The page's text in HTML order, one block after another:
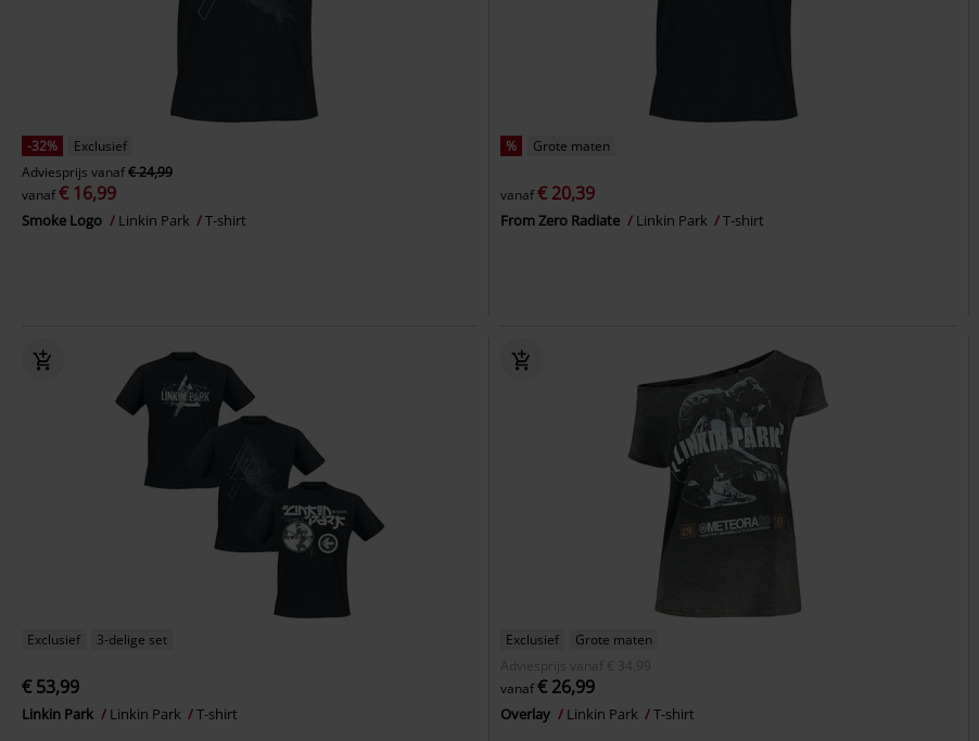
-32%
Exclusief
Adviesprijs vanaf€ 24,99
vanaf€ 16,99
Smoke Logo Linkin Park T-shirt
% Grote maten
vanaf€ 20,39
From Zero Radiate Linkin Park T-shirt
Exclusief 3-delige set
€ 53,99
Linkin Park Linkin Park T-shirt
Exclusief
Grote maten
Adviesprijs
vanaf € 34,99
vanaf€ 26,99
Overlay Linkin Park T-shirt